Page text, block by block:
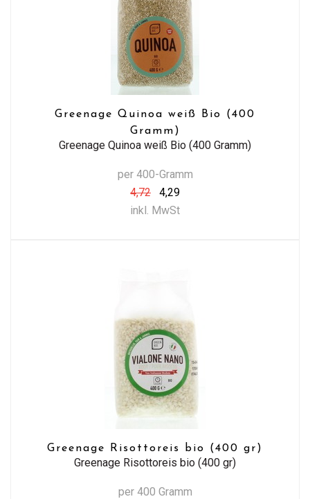
Greenage Quinoa weiß Bio (400
Gramm)
Greenage Quinoa weiß Bio (400 Gramm)
per 400-Gramm
4,72
4,29
inkl. MwSt
Greenage Risottoreis bio (400 gr)
Greenage Risottoreis bio (400 gr)
per 400 Gramm